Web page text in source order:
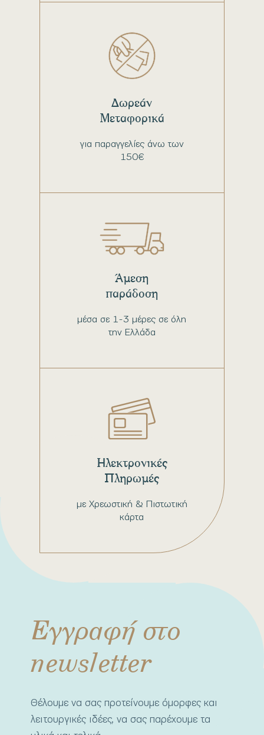
για παραγγελίες άνω των
150€
Δωρεάν
Μεταφορικά
μέσα σε 1-3 μέρες σε όλη
την Ελλάδα
Άμεση
παράδοση
με Χρεωστική & Πιστωτική
κάρτα
Ηλεκτρονικές
Πληρωμές
Εγγραφή στο
newsletter
Θέλουμε να σας προτείνουμε όμορφες και
λειτουργικές ιδέες, να σας παρέχουμε τα